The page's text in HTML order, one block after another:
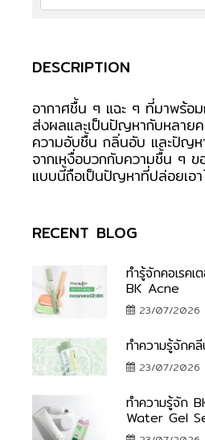
DESCRIPTION
อากาศชื้น ๆ แฉะ ๆ ที่มาพร้อ
ส่งผลและเป็นปัญหากับหลาย
ความอับชื้น กลิ่นอับ และปัญห
จากเหงื่อบวกกับความชื้น ๆ
แบบนี้ถือเป็นปัญหาที่ปล่อยเอา
RECENT BLOG
ทำรู้จักคอเรค
BK Acne
23/07/
ทำความรู้จักค
23/07/
ทำความรู้จัก
Water Gel